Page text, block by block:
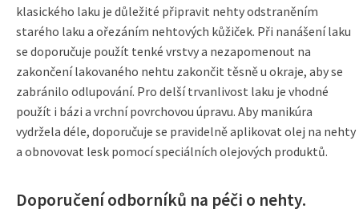
klasického laku je důležité připravit nehty odstraněním
starého laku a ořezáním nehtových kůžiček. Při nanášení laku
se doporučuje použít tenké vrstvy a nezapomenout na
zakončení lakovaného nehtu zakončit těsně u okraje, aby se
zabránilo odlupování. Pro delší trvanlivost laku je vhodné
použít i bázi a vrchní povrchovou úpravu. Aby manikúra
vydržela déle, doporučuje se pravidelně aplikovat olej na nehty
a obnovovat lesk pomocí speciálních olejových produktů.
Doporučení odborníků na péči o nehty.